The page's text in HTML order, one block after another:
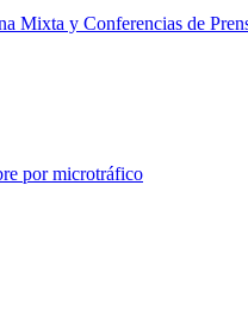
Mixta y Conferencias de
por microtráfico